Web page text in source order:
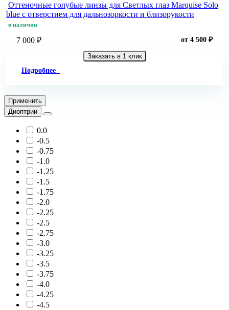
Оттеночные голубые линзы для Светлых глаз Marquise Solo
blue с отверстием для дальнозоркости и близорукости
в наличии
7 000 ₽ от 4 500 ₽
Заказать в 1 клик
Подробнее
Применить
Диоптрии
0.0
-0.5
-0.75
-1.0
-1.25
-1.5
-1.75
-2.0
-2.25
-2.5
-2.75
-3.0
-3.25
-3.5
-3.75
-4.0
-4.25
-4.5